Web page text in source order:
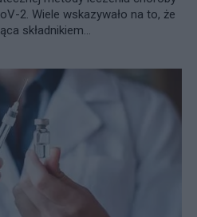
2. Wiele wskazywało na to, że
składnikiem...